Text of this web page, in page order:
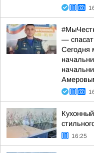
—
Сегодня
16:25